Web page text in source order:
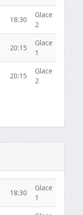
18:30
Glace
2
20:15
Glace
1
20:15
Glace
2
18:30
Glace
1